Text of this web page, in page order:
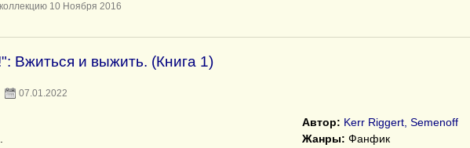
10 Ноября 2016
Вжиться и выжить. (Книга 1)
07.01.2022
Автор: Kerr Riggert, Semenoff
Жанры: Фанфик